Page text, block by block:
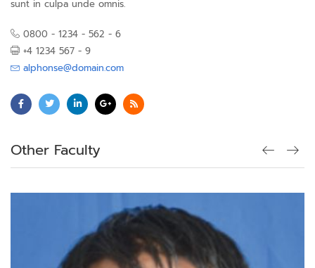
sunt in culpa unde omnis.
0800 - 1234 - 562 - 6
+4 1234 567 - 9
alphonse@domain.com
Other Faculty